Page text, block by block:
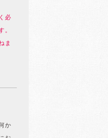
必
。
ま
か